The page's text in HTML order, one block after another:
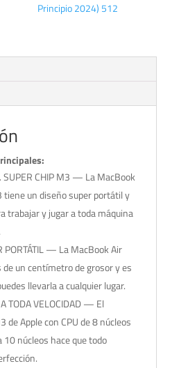
Principio 2024) 512
SUPER CHIP M3 — La MacBook
tiene un diseño super portátil y
trabajar y jugar a toda máquina
PORTÁTIL — La MacBook Air
un centímetro de grosor y es
llevarla a cualquier lugar.
TODA VELOCIDAD — El
de Apple con CPU de 8 núcleos
10 núcleos hace que todo